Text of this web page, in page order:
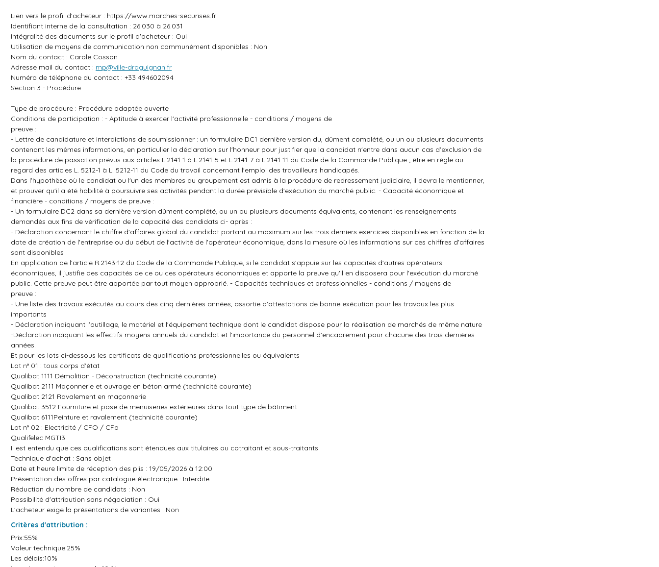
Lien vers le profil d'acheteur : https://www.marches-securises.fr
Identifiant interne de la consultation : 26.030 à 26.031
Intégralité des documents sur le profil d'acheteur : Oui
Utilisation de moyens de communication non communément disponibles : Non
Nom du contact : Carole Cosson
Adresse mail du contact : mp@ville-draguignan.fr
Numéro de téléphone du contact : +33 494602094
Section 3 - Procédure
Type de procédure : Procédure adaptée ouverte
Conditions de participation : - Aptitude à exercer l'activité professionnelle - conditions / moyens de
preuve :
- Lettre de candidature et interdictions de soumissionner : un formulaire DC1 dernière version du, dûment complété, ou un ou plusieurs documents
contenant les mêmes informations, en particulier la déclaration sur l'honneur pour justifier que la candidat n'entre dans aucun cas d'exclusion de
la procédure de passation prévus aux articles L.2141-1 à L.2141-5 et L.2141-7 à L.2141-11 du Code de la Commande Publique ; être en règle au
regard des articles L. 5212-1 à L. 5212-11 du Code du travail concernant l'emploi des travailleurs handicapés.
Dans l'hypothèse où le candidat ou l'un des membres du groupement est admis à la procédure de redressement judiciaire, il devra le mentionner,
et prouver qu'il a été habilité à poursuivre ses activités pendant la durée prévisible d'exécution du marché public. - Capacité économique et
financière - conditions / moyens de preuve :
- Un formulaire DC2 dans sa dernière version dûment complété, ou un ou plusieurs documents équivalents, contenant les renseignements
demandés aux fins de vérification de la capacité des candidats ci- après :
- Déclaration concernant le chiffre d'affaires global du candidat portant au maximum sur les trois derniers exercices disponibles en fonction de la
date de création de l'entreprise ou du début de l'activité de l'opérateur économique, dans la mesure où les informations sur ces chiffres d'affaires
sont disponibles
En application de l'article R.2143-12 du Code de la Commande Publique, si le candidat s'appuie sur les capacités d'autres opérateurs
économiques, il justifie des capacités de ce ou ces opérateurs économiques et apporte la preuve qu'il en disposera pour l'exécution du marché
public. Cette preuve peut être apportée par tout moyen approprié. - Capacités techniques et professionnelles - conditions / moyens de
preuve :
- Une liste des travaux exécutés au cours des cinq dernières années, assortie d'attestations de bonne exécution pour les travaux les plus
importants
- Déclaration indiquant l'outillage, le matériel et l'équipement technique dont le candidat dispose pour la réalisation de marchés de même nature
-Déclaration indiquant les effectifs moyens annuels du candidat et l'importance du personnel d'encadrement pour chacune des trois dernières
années.
Et pour les lots ci-dessous les certificats de qualifications professionnelles ou équivalents
Lot n° 01 : tous corps d'état
Qualibat 1111 Démolition - Déconstruction (technicité courante)
Qualibat 2111 Maçonnerie et ouvrage en béton armé (technicité courante)
Qualibat 2121 Ravalement en maçonnerie
Qualibat 3512 Fourniture et pose de menuiseries extérieures dans tout type de bâtiment
Qualibat 6111Peinture et ravalement (technicité courante)
Lot n° 02 : Electricité / CFO / CFa
Qualifelec MGTI3
Il est entendu que ces qualifications sont étendues aux titulaires ou cotraitant et sous-traitants
Technique d'achat : Sans objet
Date et heure limite de réception des plis : 19/05/2026 à 12:00
Présentation des offres par catalogue électronique : Interdite
Réduction du nombre de candidats : Non
Possibilité d'attribution sans négociation : Oui
L'acheteur exige la présentations de variantes : Non
Critères d'attribution :
Prix:55%
Valeur technique:25%
Les délais:10%